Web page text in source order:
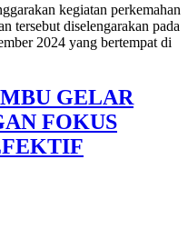
kegiatan perkemahan
tersebut diselengarakan pada
2024 yang bertempat di
GELAR
FOKUS